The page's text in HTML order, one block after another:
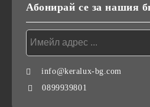
Абонирай се за нашия
info@keralux-bg.com
0899939801